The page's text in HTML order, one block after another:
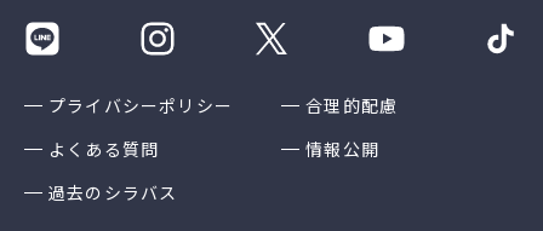
プライバシーポリシー
合理的配慮
よくある質問
情報公開
過去のシラバス